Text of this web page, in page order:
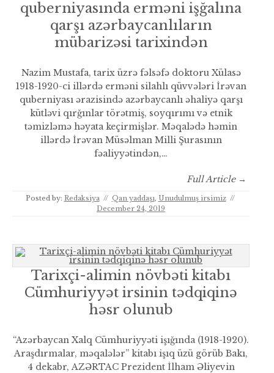
quberniyasında erməni işğalına
qarşı azərbaycanlıların
mübarizəsi tarixindən
Nazim Mustafa, tarix üzrə fəlsəfə doktoru Xülasə
1918-1920-ci illərdə erməni silahlı qüvvələri İrəvan
quberniyası ərazisində azərbaycanlı əhaliyə qarşı
kütləvi qırğınlar törətmiş, soyqırımı və etnik
təmizləmə həyata keçirmişlər. Məqalədə həmin
illərdə İrəvan Müsəlman Milli Şurasının
fəaliyyətindən,…
Full Article →
Posted by: Redaksiya // Qan yaddaşı, Unudulmuş irsimiz //
December 24, 2019
Tarixçi-alimin növbəti kitabı
Cümhuriyyət irsinin tədqiqinə
həsr olunub
“Azərbaycan Xalq Cümhuriyyəti işığında (1918-1920).
Araşdırmalar, məqalələr” kitabı işıq üzü görüb Bakı,
4 dekabr, AZƏRTAC Prezident İlham Əliyevin